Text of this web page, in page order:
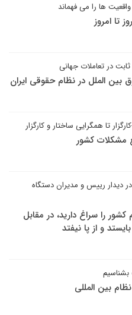
ها را می فهماند
تا امروز
در تعاملات جهانی
الملل در نظام حقوقی ایران
تا همگرایی ساختار و کارگزار
مشکلات کشور
دیدار رییس و مدیران دستگاه
کشور را سراغ دارید، در مقابل
و از پا نیفتد
بین المللی